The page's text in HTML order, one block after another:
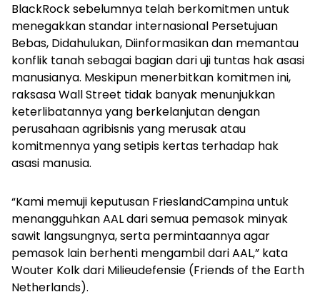
BlackRock sebelumnya telah berkomitmen untuk
menegakkan standar internasional Persetujuan
Bebas, Didahulukan, Diinformasikan dan memantau
konflik tanah sebagai bagian dari uji tuntas hak asasi
manusianya. Meskipun menerbitkan komitmen ini,
raksasa Wall Street tidak banyak menunjukkan
keterlibatannya yang berkelanjutan dengan
perusahaan agribisnis yang merusak atau
komitmennya yang setipis kertas terhadap hak
asasi manusia.
“Kami memuji keputusan FrieslandCampina untuk
menangguhkan AAL dari semua pemasok minyak
sawit langsungnya, serta permintaannya agar
pemasok lain berhenti mengambil dari AAL,” kata
Wouter Kolk dari Milieudefensie (Friends of the Earth
Netherlands).